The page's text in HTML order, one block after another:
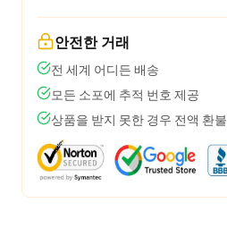
안전한 거래
전 세계 어디든 배송
모든 소포에 추적 번호 제공
상품을 받지 못한 경우 전액 환불